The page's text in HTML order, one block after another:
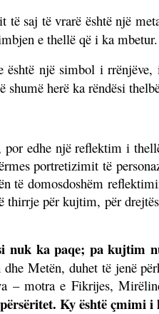
saj të vrarë është një
e thellë që i ka mbetur.
një simbol i
herë ka rëndësi
edhe një reflektim i
portretizimit të
të domosdoshëm
thirrje për kujtim, për
nuk ka paqe; pa kujtim
Metën, duhet të jenë
– motra e Fikrijes,
Ky është çmimi i